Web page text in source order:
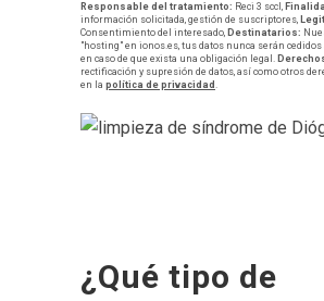
Responsable del tratamiento: Reci 3 sccl,
información solicitada, gestión de suscriptores,
Consentimiento del interesado, Destinatarios:
"hosting" en ionos.es, tus datos nunca serán cedidos
en caso de que exista una obligación legal.
rectificación y supresión de datos, así como otros
en la política de privacidad .
¿Qué tipo de